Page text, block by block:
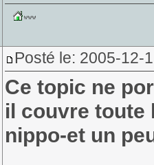
Posté le: 2005-12-
Ce topic ne
il couvre toute
nippo-et un